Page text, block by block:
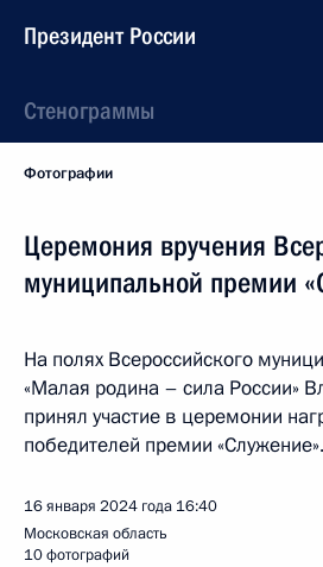
Президент России
Стенограммы
Фотографии
Церемония вручения
муниципальной премии
На полях Всероссийского
«Малая родина – сила России»
принял участие в церемонии
победителей премии «Служение».
16 января 2024 года 16:40
Московская область
10 фотографий